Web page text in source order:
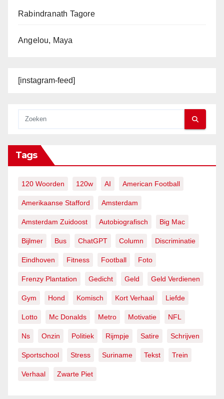
Rabindranath Tagore
Angelou, Maya
[instagram-feed]
Tags
120 Woorden 120w AI American Football
Amerikaanse Stafford Amsterdam
Amsterdam Zuidoost Autobiografisch Big Mac
Bijlmer Bus ChatGPT Column Discriminatie
Eindhoven Fitness Football Foto
Frenzy Plantation Gedicht Geld Geld Verdienen
Gym Hond Komisch Kort Verhaal Liefde
Lotto Mc Donalds Metro Motivatie NFL
Ns Onzin Politiek Rijmpje Satire Schrijven
Sportschool Stress Suriname Tekst Trein
Verhaal Zwarte Piet